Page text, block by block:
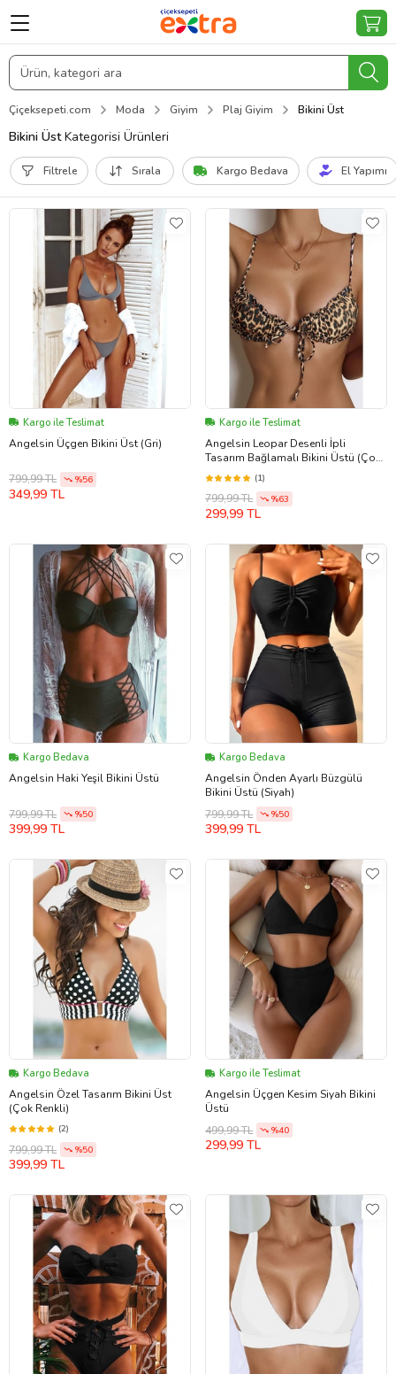
Çiçeksepeti.com Moda Giyim Plaj Giyim Bikini Üst
Bikini ÜstKategorisi Ürünleri
Filtrele Sırala Kargo Bedava El Yapımı
Kargo ile Teslimat
Angelsin Üçgen Bikini Üst (Gri)
799,99 TL %56
349,99 TL
Kargo ile Teslimat
Angelsin Leopar Desenli İpli
Tasarım Bağlamalı Bikini Üstü (Çok
Renkli)
(1)
799,99 TL %63
299,99 TL
Kargo Bedava
Angelsin Haki Yeşil Bikini Üstü
799,99 TL %50
399,99 TL
Kargo Bedava
Angelsin Önden Ayarlı Büzgülü
Bikini Üstü (Siyah)
799,99 TL
%50
399,99 TL
Kargo Bedava
Angelsin Özel Tasarım Bikini Üst
(Çok Renkli)
(2)
799,99 TL %50
399,99 TL
Kargo ile Teslimat
Angelsin Üçgen Kesim Siyah Bikini
Üstü
499,99 TL
%40
299,99 TL